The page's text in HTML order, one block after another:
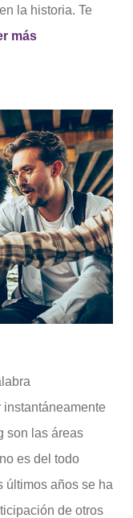
la historia. Te
más
instantáneamente
son las áreas
es del todo
últimos años se ha
de otros